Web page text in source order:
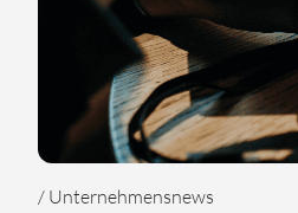
/ Unternehmensnews